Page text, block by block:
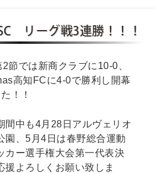
リーグ戦3連勝！！！
節では新商クラブに10-0、
高知FCに4-0で勝利し開幕
！！
間中も4月28日アルヴェリオ
園、5月4日は春野総合運動
カー選手権大会第一代表決
よろしくお願い致しま